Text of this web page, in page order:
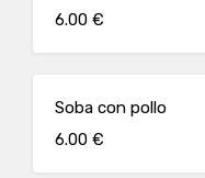
6.00 €
Soba con pollo
6.00 €